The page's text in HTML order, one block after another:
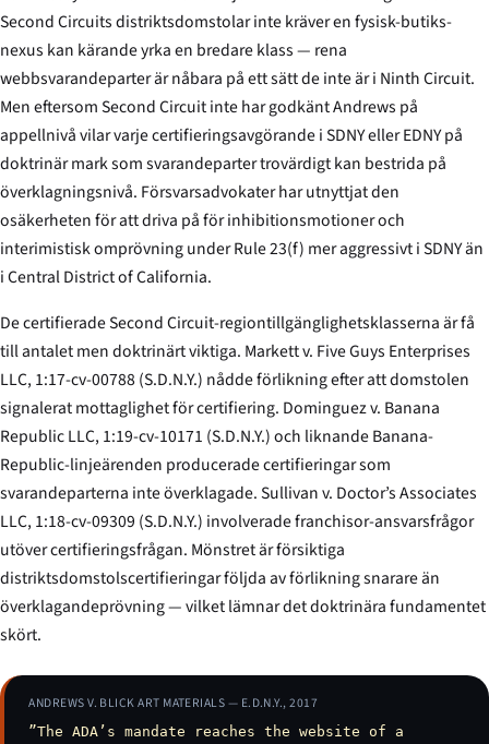
Second Circuits distriktsdomstolar inte kräver en fysisk-butiks-
nexus kan kärande yrka en bredare klass — rena
webb­svarandeparter är nåbara på ett sätt de inte är i Ninth Circuit.
Men eftersom Second Circuit inte har godkäntAndrews på
appellnivå vilar varje certifieringsavgörande i SDNY eller EDNY på
doktrinär mark som svarandeparter trovärdigt kan bestrida på
överklagningsnivå. Försvarsadvokater har utnyttjat den
osäkerheten för att driva på för inhibitions­motioner och
interimistisk omprövning under Rule 23(f) mer aggressivt i SDNY än
i Central District of California.
De certifierade Second Circuit-region­tillgänglighetsklasserna är få
till antalet men doktrinärt viktiga. Markett v. Five Guys Enterprises
LLC, 1:17-cv-00788 (S.D.N.Y.) nådde förlikning efter att domstolen
signalerat mottaglighet för certifiering. Dominguez v. Banana
Republic LLC, 1:19-cv-10171 (S.D.N.Y.) och liknande Banana-
Republic-linjeärenden producerade certifieringar som
svarandeparterna inte överklagade.Sullivan v. Doctor’s Associates
LLC, 1:18-cv-09309 (S.D.N.Y.) involverade franchisor-ansvarsfrågor
utöver certifierings­frågan. Mönstret är försiktiga
distriktsdomstols­certifieringar följda av förlikning snarare än
överklagandeprövning — vilket lämnar det doktrinära fundamentet
skört.
ANDREWS V. BLICK ART MATERIALS — E.D.N.Y., 2017
”The ADA’s mandate reaches the website of a